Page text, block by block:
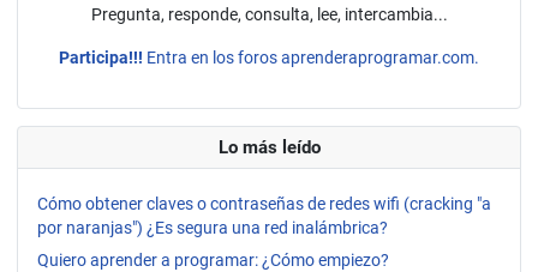
Pregunta, responde, consulta, lee, intercambia...
Participa!!! Entra en los foros aprenderaprogramar.com.
Lo más leído
Cómo obtener claves o contraseñas de redes wifi (cracking "a
por naranjas") ¿Es segura una red inalámbrica?
Quiero aprender a programar: ¿Cómo empiezo?